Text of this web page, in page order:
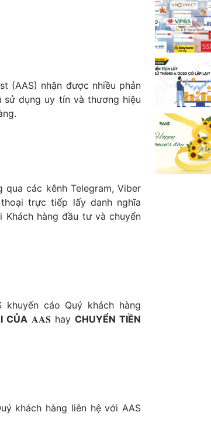
(AAS) nhận được nhiều phản
dụng uy tín và thương hiệu
các kênh Telegram, Viber
trực tiếp lấy danh nghĩa
Khách hàng đầu tư và chuyển
CỦA 𝐀𝐀𝐒 hay CHUYỂN TIỀN
khách hàng liên hệ với AAS